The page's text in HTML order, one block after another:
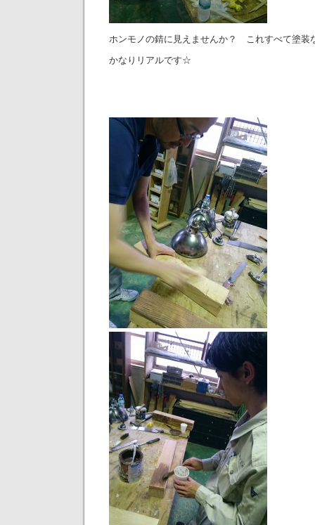
ホンモノの錆に見えませんか？ これすべて塗装
かなりリアルです☆